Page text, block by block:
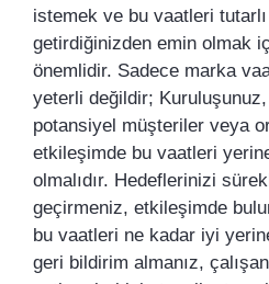
istemek ve bu vaatleri
getirdiğinizden emin olmak
önemlidir. Sadece marka
yeterli değildir;
potansiyel müşteriler veya
etkileşimde bu vaatleri
olmalıdır. Hedeflerinizi
geçirmeniz, etkileşimde
bu vaatleri ne kadar iyi
geri bildirim almanız,